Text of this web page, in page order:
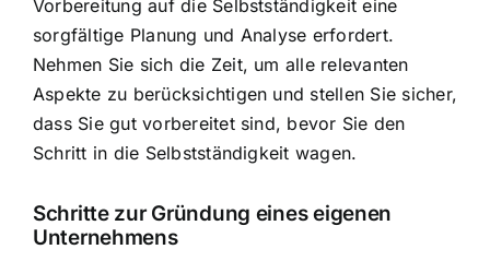
Vorbereitung auf die Selbstständigkeit eine
sorgfältige Planung und Analyse erfordert.
Nehmen Sie sich die Zeit, um alle relevanten
Aspekte zu berücksichtigen und stellen Sie sicher,
dass Sie gut vorbereitet sind, bevor Sie den
Schritt in die Selbstständigkeit wagen.
Schritte zur Gründung eines eigenen
Unternehmens